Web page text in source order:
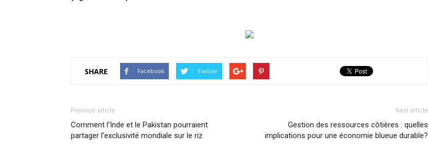
SHARE Facebook Twitter
Previous article
Comment l’Inde et le Pakistan pourraient
partager l’exclusivité mondiale sur le riz
Next article
Gestion des ressources côtières : quelles
implications pour une économie blueue durable?